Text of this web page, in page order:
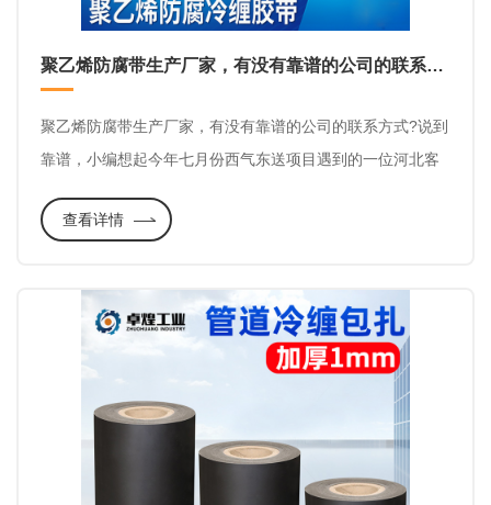
聚乙烯防腐带生产厂家，有没有靠谱的公司的联系方式？
聚乙烯防腐带生产厂家，有没有靠谱的公司的联系方式?说到
靠谱，小编想起今年七月份西气东送项目遇到的一位河北客
择了一家报价低的聚乙烯防腐带生产厂家，结果在聚乙烯防
无赖之下只好向南京卓煌求助。
查看详情